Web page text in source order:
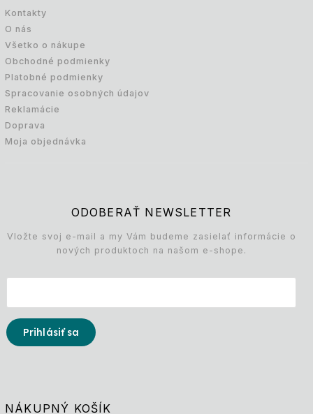
Kontakty
O nás
Všetko o nákupe
Obchodné podmienky
Platobné podmienky
Spracovanie osobných údajov
Reklamácie
Doprava
Moja objednávka
ODOBERAŤ NEWSLETTER
Vložte svoj e-mail a my Vám budeme zasielať informácie o
nových produktoch na našom e-shope.
Prihlásiť sa
NÁKUPNÝ KOŠÍK